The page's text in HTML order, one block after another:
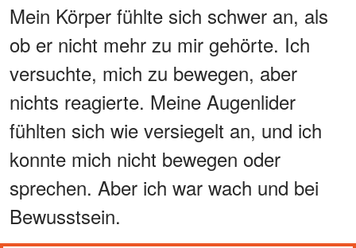
Mein Körper fühlte sich schwer an, als
ob er nicht mehr zu mir gehörte. Ich
versuchte, mich zu bewegen, aber
nichts reagierte. Meine Augenlider
fühlten sich wie versiegelt an, und ich
konnte mich nicht bewegen oder
sprechen. Aber ich war wach und bei
Bewusstsein.